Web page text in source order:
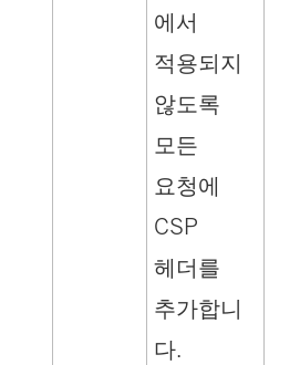
에서
적용되지
않도록
모든
요청에
CSP
헤더를
추가합니
다.